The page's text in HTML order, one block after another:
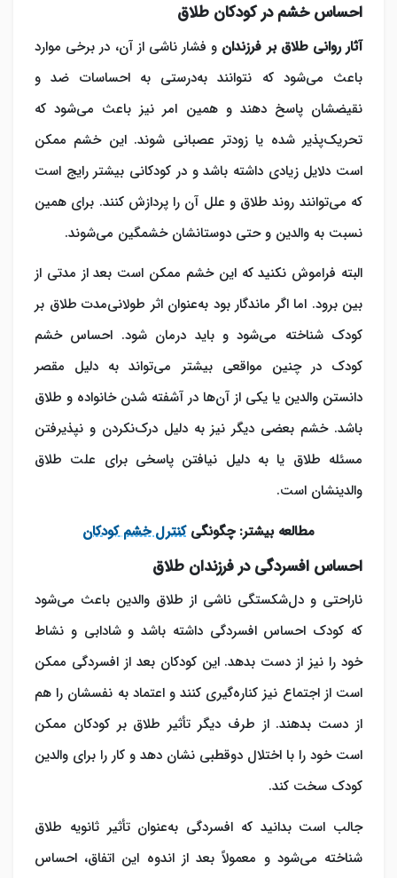
احساس خشم در کودکان طلاق
آثار روانی طلاق بر فرزندان و فشار ناشی از آن، در برخی موارد
باعث می‌شود که نتوانند به‌درستی به احساسات ضد و
نقیضشان پاسخ دهند و همین امر نیز باعث می‌شود که
تحریک‌پذیر شده یا زودتر عصبانی شوند. این خشم ممکن
است دلایل زیادی داشته باشد و در کودکانی بیشتر رایج است
که می‌توانند روند طلاق و علل آن را پردازش کنند. برای همین
نسبت به والدین و حتی دوستانشان خشمگین می‌شوند.
البته فراموش نکنید که این خشم ممکن است بعد از مدتی از
بین برود. اما اگر ماندگار بود به‌عنوان اثر طولانی‌مدت طلاق بر
کودک شناخته می‌شود و باید درمان شود. احساس خشم
کودک در چنین مواقعی بیشتر می‌تواند به دلیل مقصر
دانستن والدین یا یکی از آن‌ها در آشفته شدن خانواده و طلاق
باشد. خشم بعضی دیگر نیز به دلیل درک‌نکردن و نپذیرفتن
مسئله طلاق یا به دلیل نیافتن پاسخی برای علت طلاق
والدینشان است.
مطالعه بیشتر: چگونگی کنترل خشم کودکان
احساس افسردگی در فرزندان طلاق
ناراحتی و دل‌شکستگی ناشی از طلاق والدین باعث می‌شود
که کودک احساس افسردگی داشته باشد و شادابی و نشاط
خود را نیز از دست بدهد. این کودکان بعد از افسردگی ممکن
است از اجتماع نیز کناره‌گیری کنند و اعتماد به نفسشان را هم
از دست بدهند. از طرف دیگر تأثیر طلاق بر کودکان ممکن
است خود را با اختلال دوقطبی نشان دهد و کار را برای والدین
کودک سخت کند.
جالب است بدانید که افسردگی به‌عنوان تأثیر ثانویه طلاق
شناخته می‌شود و معمولاً بعد از اندوه این اتفاق، احساس